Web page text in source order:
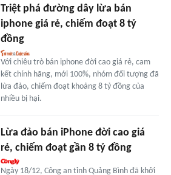
Triệt phá đường dây lừa bán
iphone giá rẻ, chiếm đoạt 8 tỷ
đồng
Với chiêu trò bán iphone đời cao giá rẻ, cam
kết chính hãng, mới 100%, nhóm đối tượng đã
lừa đảo, chiếm đoạt khoảng 8 tỷ đồng của
nhiều bị hại.
Lừa đảo bán iPhone đời cao giá
rẻ, chiếm đoạt gần 8 tỷ đồng
Ngày 18/12, Công an tỉnh Quảng Bình đã khởi